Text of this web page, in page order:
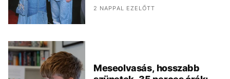
2 NAPPAL EZELŐTT
Meseolvasás, hosszabb